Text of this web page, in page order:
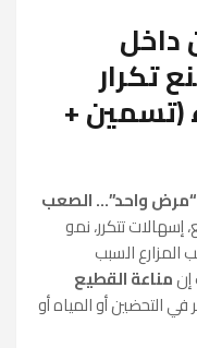
داخل
تكرار
(تسمين +
واحد”… الصعب
إسهالات تتكرر، نمو
المزارع السبب
مناعة القطيع
التحضين أو المياه أو